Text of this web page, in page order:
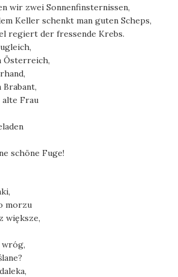
wir zwei Sonnenfinsternissen,
Keller schenkt man guten Scheps,
regiert der fressende Krebs.
Österreich,
Brabant,
alte Frau
schöne Fuge!
morzu
większe,